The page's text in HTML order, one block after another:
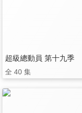
超級總動員 第十九季
全 40 集